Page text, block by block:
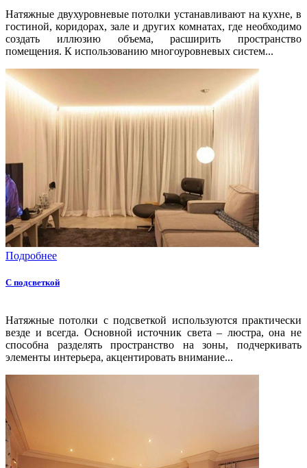
Натяжные двухуровневые потолки устанавливают на кухне, в
гостиной, коридорах, зале и других комнатах, где необходимо
создать иллюзию объема, расширить пространство
помещения. К использованию многоуровневых систем...
Подробнее
С подсветкой
Натяжные потолки с подсветкой используются практически
везде и всегда. Основной источник света – люстра, она не
способна разделять пространство на зоны, подчеркивать
элементы интерьера, акцентировать внимание...